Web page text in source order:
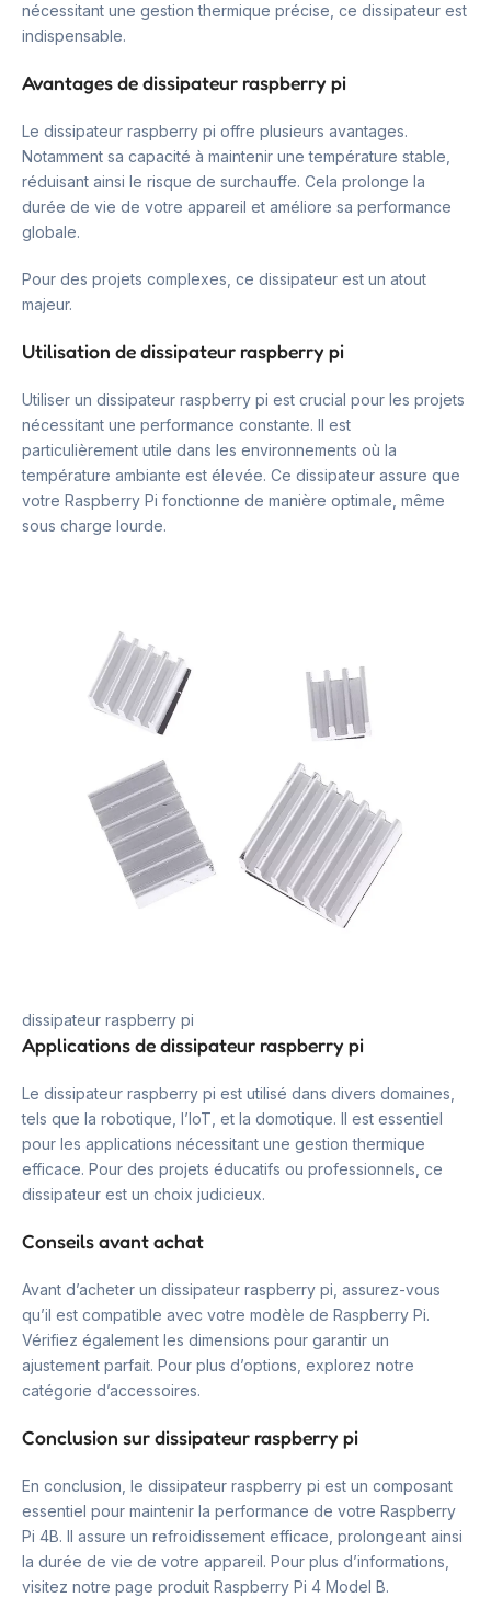
nécessitant une gestion thermique précise, ce dissipateur est
indispensable.
Avantages de dissipateur raspberry pi
Le dissipateur raspberry pi offre plusieurs avantages.
Notamment sa capacité à maintenir une température stable,
réduisant ainsi le risque de surchauffe. Cela prolonge la
durée de vie de votre appareil et améliore sa performance
globale.
Pour des projets complexes, ce dissipateur est un atout
majeur.
Utilisation de dissipateur raspberry pi
Utiliser un dissipateur raspberry pi est crucial pour les projets
nécessitant une performance constante. Il est
particulièrement utile dans les environnements où la
température ambiante est élevée. Ce dissipateur assure que
votre Raspberry Pi fonctionne de manière optimale, même
sous charge lourde.
dissipateur raspberry pi
Applications de dissipateur raspberry pi
Le dissipateur raspberry pi est utilisé dans divers domaines,
tels que la robotique, l’IoT, et la domotique. Il est essentiel
pour les applications nécessitant une gestion thermique
efficace. Pour des projets éducatifs ou professionnels, ce
dissipateur est un choix judicieux.
Conseils avant achat
Avant d’acheter un dissipateur raspberry pi, assurez-vous
qu’il est compatible avec votre modèle de Raspberry Pi.
Vérifiez également les dimensions pour garantir un
ajustement parfait. Pour plus d’options, explorez notre
catégorie d’accessoires.
Conclusion sur dissipateur raspberry pi
En conclusion, le dissipateur raspberry pi est un composant
essentiel pour maintenir la performance de votre Raspberry
Pi 4B. Il assure un refroidissement efficace, prolongeant ainsi
la durée de vie de votre appareil. Pour plus d’informations,
visitez notre page produit Raspberry Pi 4 Model B.